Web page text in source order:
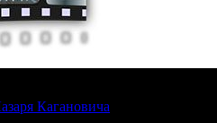
Кагановича